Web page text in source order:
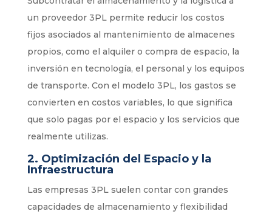
un proveedor 3PL permite reducir los costos
fijos asociados al mantenimiento de almacenes
propios, como el alquiler o compra de espacio, la
inversión en tecnología, el personal y los equipos
de transporte. Con el modelo 3PL, los gastos se
convierten en costos variables, lo que significa
que solo pagas por el espacio y los servicios que
realmente utilizas.
2. Optimización del Espacio y la
Infraestructura
Las empresas 3PL suelen contar con grandes
capacidades de almacenamiento y flexibilidad